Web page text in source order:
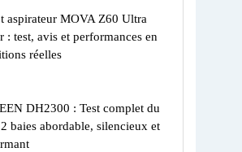
aspirateur MOVA Z60 Ultra
: test, avis et performances en
réelles
DH2300 : Test complet du
baies abordable, silencieux et